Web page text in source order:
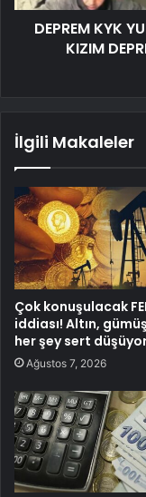
DEPREM KYK
KIZIM
İlgili Makaleler
Çok konuşulacak
iddiası! Altın,
her şey sert
Ağustos 7, 2026